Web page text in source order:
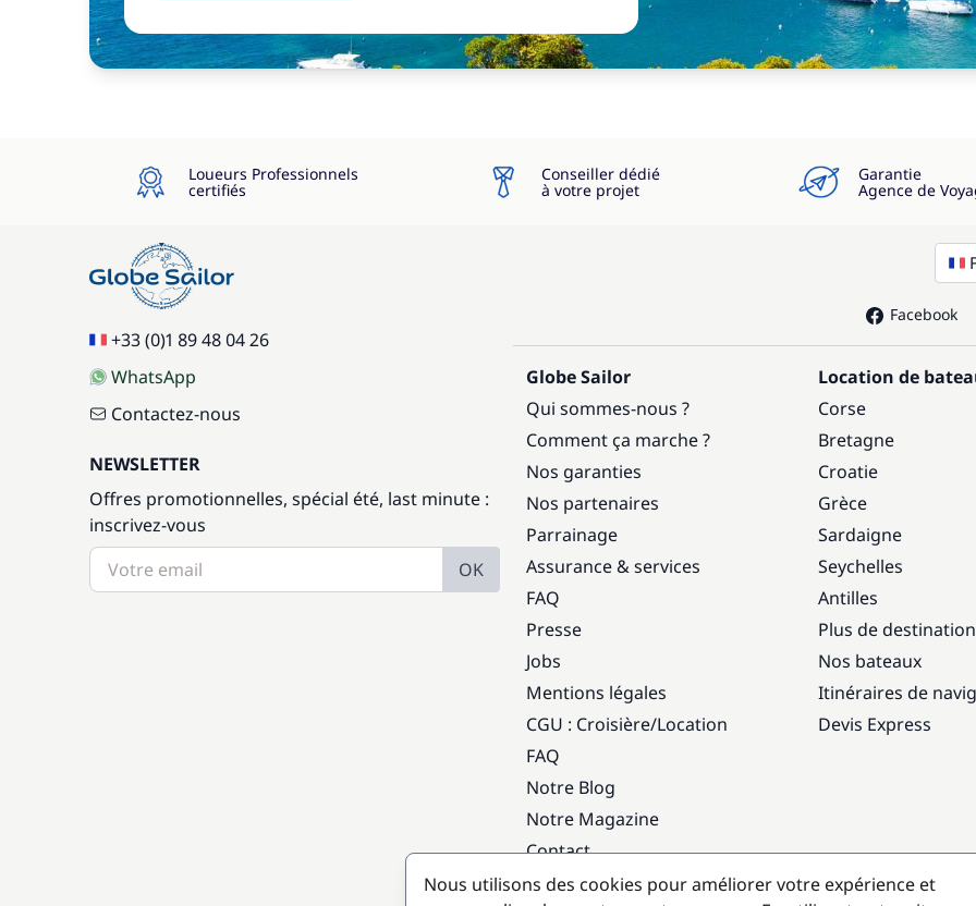
Loueurs Professionnels
certifiés
Conseiller dédié
à votre projet
Garantie
Agence de
+33 (0)1 89 48 04 26
WhatsApp
Contactez-nous
NEWSLETTER
Offres promotionnelles, spécial été, last minute :
inscrivez-vous
OK
Facebook
Globe Sailor
Qui sommes-nous ?
Comment ça marche ?
Nos garanties
Nos partenaires
Parrainage
Assurance & services
FAQ
Presse
Jobs
Mentions légales
CGU : Croisière/Location
FAQ
Notre Blog
Notre Magazine
Contact
Location de
Corse
Bretagne
Croatie
Grèce
Sardaigne
Seychelles
Antilles
Plus de
Nos bateaux
Itinéraires de
Devis Express
Destinations populaires
Nous utilisons des cookies pour améliorer votre expérience et